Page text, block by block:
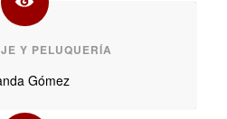
Y PELUQUERÍA
Gómez